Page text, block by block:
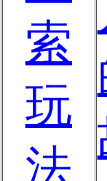
索
玩
法